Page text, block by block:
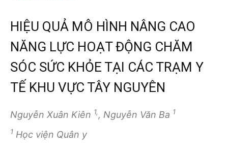
HIỆU QUẢ MÔ HÌNH NÂNG CAO
NĂNG LỰC HOẠT ĐỘNG CHĂM
SÓC SỨC KHỎE TẠI CÁC TRẠM Y
TẾ KHU VỰC TÂY NGUYÊN
Nguyễn Xuân Kiên 1,, Nguyễn Văn Ba 1
1 Học viện Quân y